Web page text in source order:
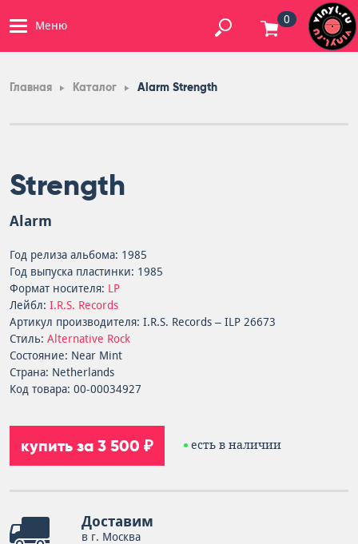
Меню 0
Главная Каталог Alarm Strength
Strength
Alarm
Год релиза альбома: 1985
Год выпуска пластинки: 1985
Формат носителя: LP
Лейбл: I.R.S. Records
Артикул производителя: I.R.S. Records – ILP 26673
Стиль: Alternative Rock
Состояние: Near Mint
Страна: Netherlands
Код товара: 00-00034927
купить за 3 500 ₽ есть в наличии
Доставим
в г. Москва